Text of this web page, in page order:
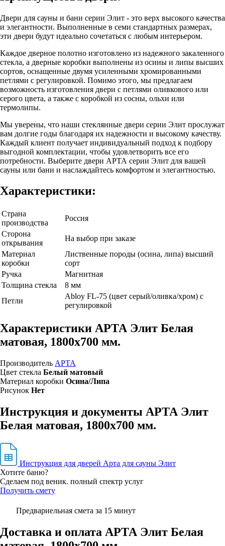
Двери для сауны и бани серии Элит - это верх высокого качества
и элегантности. Выполненные в семи стандартных размерах,
эти двери будут идеально сочетаться с любым интерьером.
Каждое дверное полотно изготовлено из надежного закаленного
стекла, а дверные коробки выполнены из осины и липы высших
сортов, оснащенные двумя усиленными хромированными
петлями с регулировкой. Помимо этого, мы предлагаем
возможность изготовления двери с петлями оливкового или
серого цвета, а также с коробкой из сосны, ольхи или
термолипы.
Мы уверены, что наши стеклянные двери серии Элит прослужат
вам долгие годы благодаря их надежности и высокому качеству.
Каждый клиент получает индивидуальный подход к подбору
выгодной комплектации, чтобы удовлетворить все его
потребности. Выберите двери АРТА серии Элит для вашей
сауны или бани и наслаждайтесь комфортом и элегантностью.
Характеристики:
Страна
производства
Россия
Сторона
открывания
На выбор при заказе
Материал
коробки
Лиственные породы (осина, липа) высший
сорт
Ручка
Магнитная
Толщина стекла
8 мм
Петли
Abloy FL-75 (цвет серый/оливка/хром) с
регулировкой
Характеристики АРТА Элит Белая
матовая, 1800х700 мм.
Производитель АРТА
Цвет стекла Белый матовый
Материал коробки Осина/Липа
Рисунок Нет
Инструкция и документы АРТА Элит
Белая матовая, 1800х700 мм.
Инструкция для дверей Арта для сауны Элит
Хотите баню?
Сделаем под веник. полный спектр услуг
Получить смету
Предвариельная смета за 15 минут
Доставка и оплата АРТА Элит Белая